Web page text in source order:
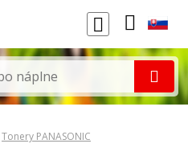
Tonery PANASONIC